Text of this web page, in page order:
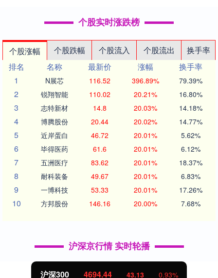
个股实时涨跌榜
个股涨幅 个股跌幅 个股流入 个股流出
换手率
排名
名称 最新价 涨幅
换手率
1
N展芯 116.52 396.89% 79.39%
2 锐翔智能 110.02 20.21% 16.80%
3 志特新材 14.8 20.03% 14.18%
4 博腾股份 20.44 20.02% 14.77%
5 近岸蛋白 46.72 20.01% 5.62%
6 毕得医药 61.6 20.01% 6.12%
7 五洲医疗 83.62 20.01% 18.37%
8 耐科装备 49.67 20.01% 6.83%
9 一博科技 53.33 20.01% 17.26%
10 方邦股份 146.16 20.00% 7.68%
沪深京行情 实时轮播
沪深300 4694.44 43.13 0.93%